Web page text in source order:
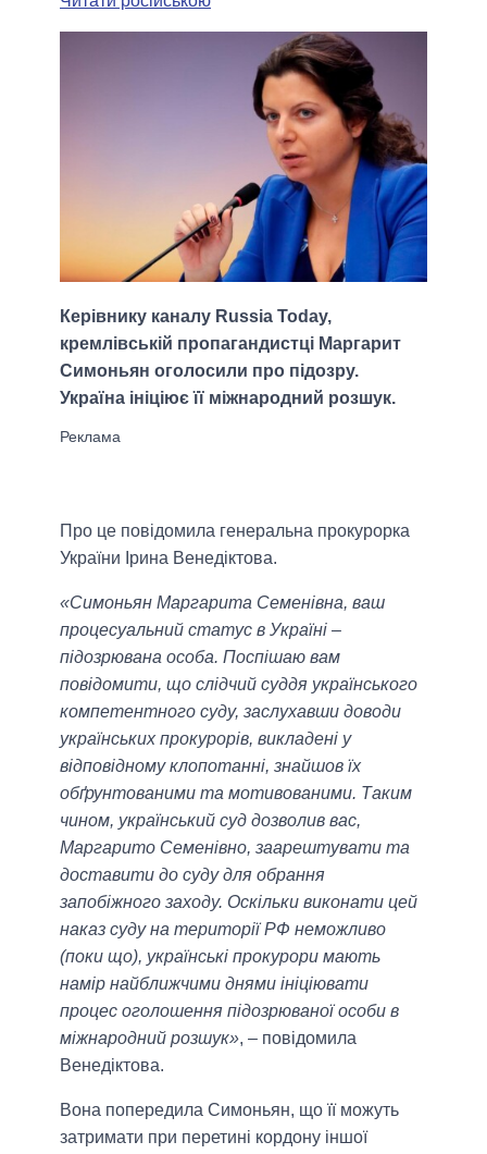
Керівнику каналу Russia Today,
кремлівській пропагандистці Маргарит
Симоньян оголосили про підозру.
Україна ініціює її міжнародний розшук.
Про це повідомила генеральна прокурорка
України Ірина Венедіктова.
«Симоньян Маргарита Семенівна, ваш
процесуальний статус в Україні –
підозрювана особа. Поспішаю вам
повідомити, що слідчий суддя українського
компетентного суду, заслухавши доводи
українських прокурорів, викладені у
відповідному клопотанні, знайшов їх
обґрунтованими та мотивованими. Таким
чином, український суд дозволив вас,
Маргарито Семенівно, заарештувати та
доставити до суду для обрання
запобіжного заходу. Оскільки виконати цей
наказ суду на території РФ неможливо
(поки що), українські прокурори мають
намір найближчими днями ініціювати
процес оголошення підозрюваної особи в
міжнародний розшук», – повідомила
Венедіктова.
Вона попередила Симоньян, що її можуть
затримати при перетині кордону іншої